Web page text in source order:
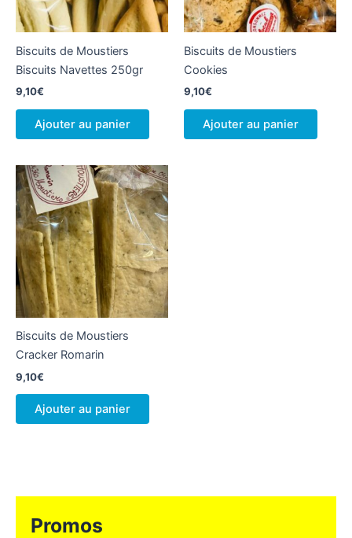
Biscuits de Moustiers
Biscuits Navettes 250gr
9,10€
Ajouter au panier
Biscuits de Moustiers
Cookies
9,10€
Ajouter au panier
Biscuits de Moustiers
Cracker Romarin
9,10€
Ajouter au panier
Promos